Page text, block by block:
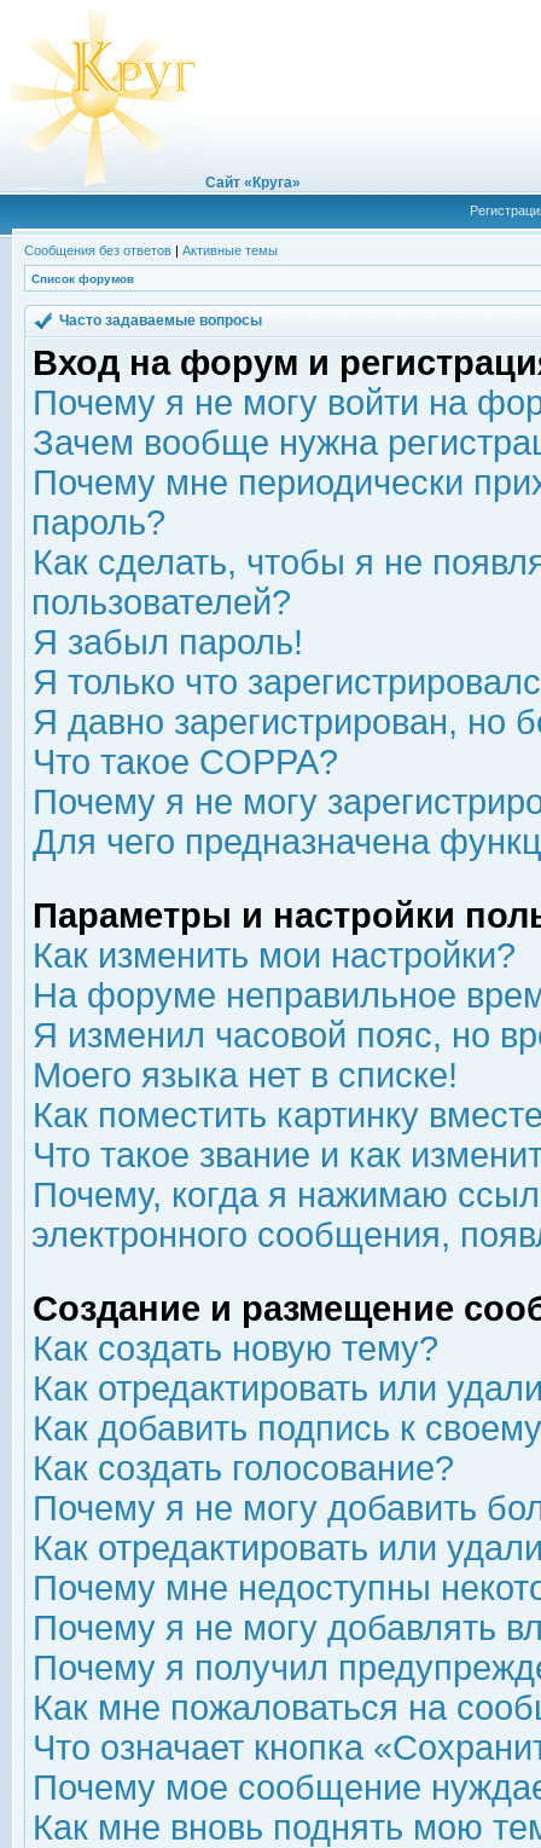
Сайт «Круга»
Сообщения без ответов | Активные темы
Список форумов
Часто задаваемые вопросы
Вход на форум и
Почему я не могу войти на
Зачем вообще нужна
Почему мне периодически
пароль?
Как сделать, чтобы я не
пользователей?
Я забыл пароль!
Я только что
Я давно зарегистрирован, но
Что такое COPPA?
Почему я не могу
Для чего предназначена
Параметры и настройки
Как изменить мои настройки?
На форуме неправильное
Я изменил часовой пояс, но
Моего языка нет в списке!
Как поместить картинку
Что такое звание и как
Почему, когда я нажимаю
электронного сообщения,
Создание и размещение
Как создать новую тему?
Как отредактировать или
Как добавить подпись к
Как создать голосование?
Почему я не могу добавить
Как отредактировать или
Почему мне недоступны
Почему я не могу добавлять
Почему я получил
Как мне пожаловаться на
Что означает кнопка
Почему мое сообщение
Как мне вновь поднять мою